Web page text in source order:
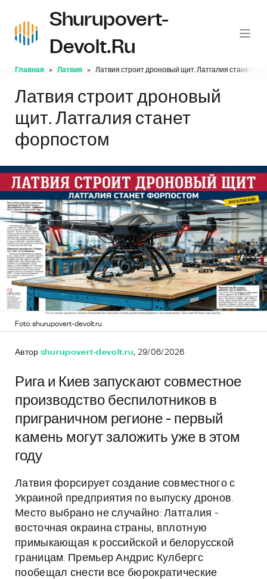
Shurupovert-
Devolt.ru
Главная Латвия Латвия строит дроновый щит. Латгалия станет
Латвия строит дроновый
щит. Латгалия станет
форпостом
Foto: shurupovert-devolt.ru
Автор shurupovert-devolt.ru, 29/06/2026
Рига и Киев запускают совместное
производство беспилотников в
приграничном регионе - первый
камень могут заложить уже в этом
году
Латвия форсирует создание совместного с
Украиной предприятия по выпуску дронов.
Место выбрано не случайно: Латгалия -
восточная окраина страны, вплотную
примыкающая к российской и белорусской
границам. Премьер Андрис Кулбергс
пообещал снести все бюрократические